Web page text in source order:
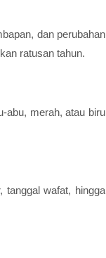
dan perubahan
ratusan tahun.
abu, merah, atau biru
tanggal wafat, hingga